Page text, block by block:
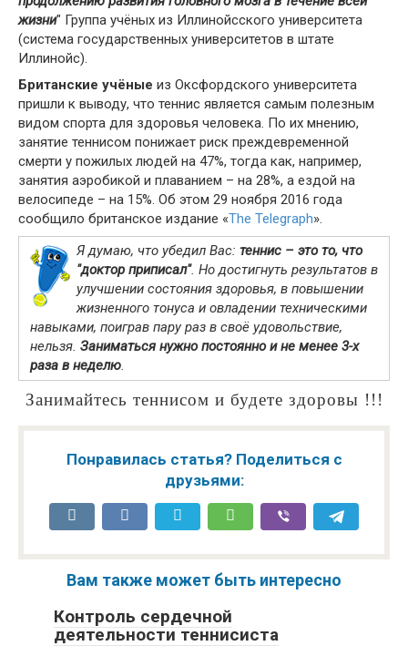
жизни" Группа учёных из Иллинойсского университета
(система государственных университетов в штате
Иллинойс).
Британские учёные из Оксфордского университета
пришли к выводу, что теннис является самым полезным
видом спорта для здоровья человека. По их мнению,
занятие теннисом понижает риск преждевременной
смерти у пожилых людей на 47%, тогда как, например,
занятия аэробикой и плаванием – на 28%, а ездой на
велосипеде – на 15%. Об этом 29 ноября 2016 года
сообщило британское издание «The Telegraph».
Я думаю, что убедил Вас: теннис – это то, что
"доктор приписал". Но достигнуть результатов в
улучшении состояния здоровья, в повышении
жизненного тонуса и овладении техническими
навыками, поиграв пару раз в своё удовольствие,
нельзя. Заниматься нужно постоянно и не менее 3-х
раза в неделю.
Занимайтесь теннисом и будете здоровы !!!
Понравилась статья? Поделиться с
друзьями:
Вам также может быть интересно
Контроль сердечной
деятельности теннисиста